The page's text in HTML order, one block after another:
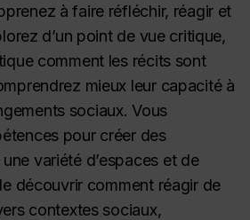
à faire réfléchir, réagir et
d’un point de vue critique,
comment les récits sont
mieux leur capacité à
sociaux. Vous
pour créer des
variété d’espaces et de
découvrir comment réagir de
contextes sociaux,